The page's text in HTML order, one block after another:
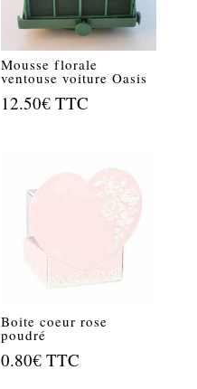
Mousse florale
ventouse voiture Oasis
12.50€ TTC
Boite coeur rose
poudré
0.80€ TTC